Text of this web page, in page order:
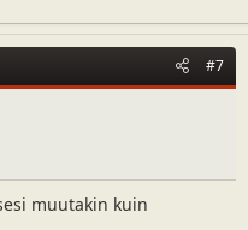
#7
muutakin kuin